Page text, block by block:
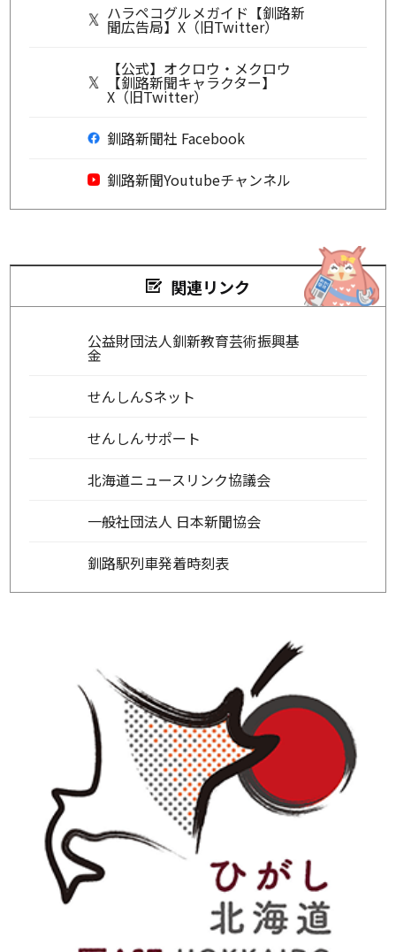
ハラペコグルメガイド【釧路新
聞広告局】X（旧Twitter）
【公式】オクロウ・メクロウ
【釧路新聞キャラクター】
X（旧Twitter）
釧路新聞社 Facebook
釧路新聞Youtubeチャンネル
関連リンク
公益財団法人釧新教育芸術振興基
金
せんしんSネット
せんしんサポート
北海道ニュースリンク協議会
一般社団法人 日本新聞協会
釧路駅列車発着時刻表